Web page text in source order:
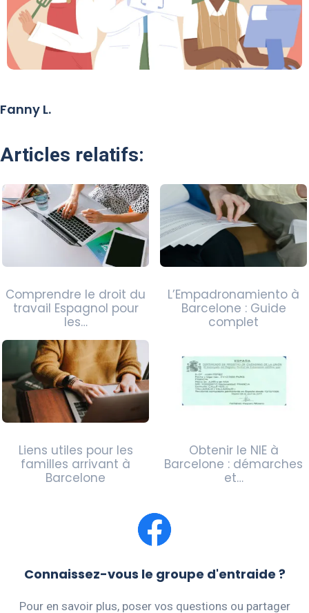
Fanny L.
Articles relatifs:
Comprendre le droit du
travail Espagnol pour
les…
L’Empadronamiento à
Barcelone : Guide
complet
Liens utiles pour les
familles arrivant à
Barcelone
Obtenir le NIE à
Barcelone : démarches
et…
Connaissez-vous le groupe d'entraide ?
Pour en savoir plus, poser vos questions ou partager